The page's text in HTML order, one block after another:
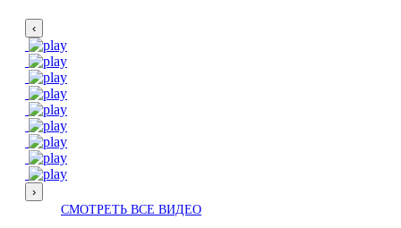
‹
›
СМОТРЕТЬ ВСЕ ВИДЕО